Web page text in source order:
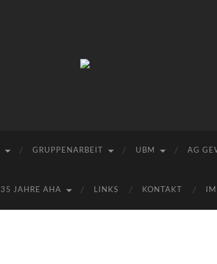
e.V.
GRUPPENARBEIT UBM AG
35 JAHRE AHA LINKS KONTAKT